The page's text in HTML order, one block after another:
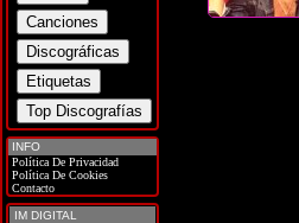
INFO
Política De Privacidad
Política De Cookies
Contacto
IM DIGITAL